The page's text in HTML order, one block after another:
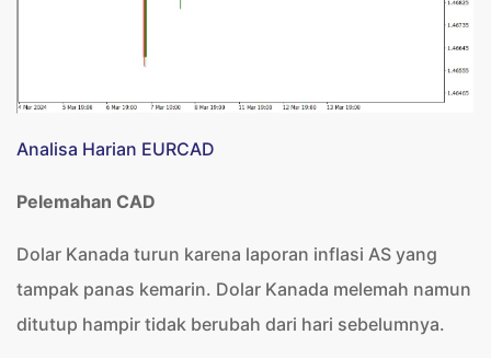
Analisa Harian EURCAD
Pelemahan CAD
Dolar Kanada turun karena laporan inflasi AS yang
tampak panas kemarin. Dolar Kanada melemah namun
ditutup hampir tidak berubah dari hari sebelumnya.